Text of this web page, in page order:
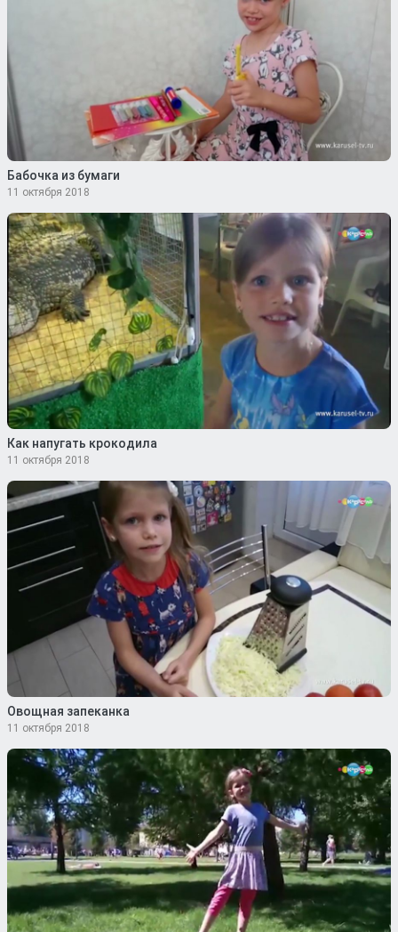
Бабочка из бумаги
11 октября 2018
Как напугать крокодила
11 октября 2018
Овощная запеканка
11 октября 2018